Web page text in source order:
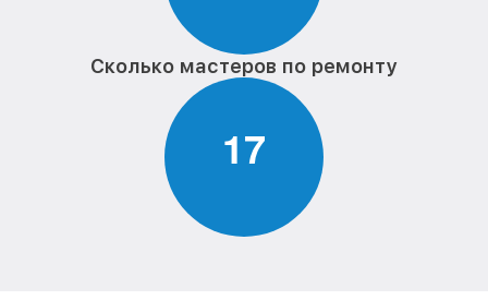
Сколько мастеров по ремонту
17